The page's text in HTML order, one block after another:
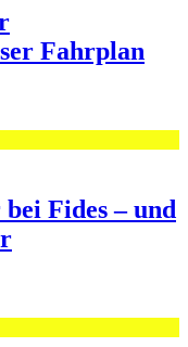
Fahrplan
Fides – und